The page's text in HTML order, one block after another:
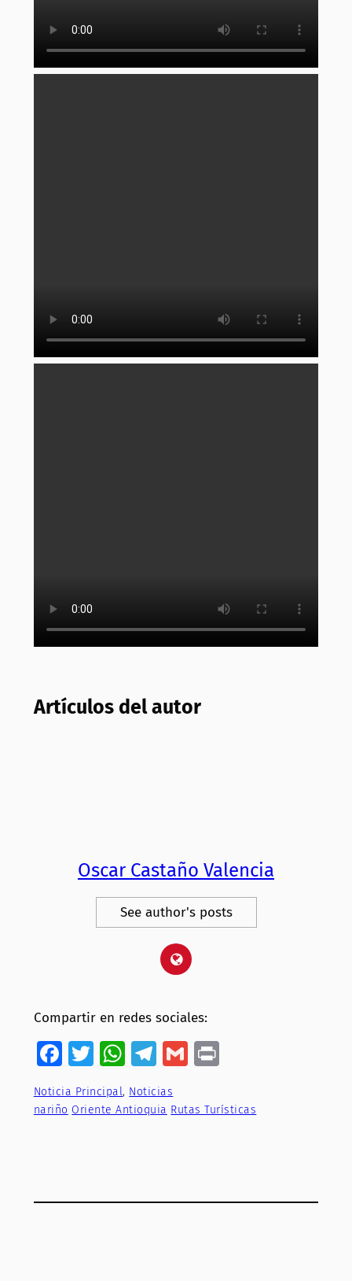
Artículos del autor
Oscar Castaño Valencia
See author's posts
Compartir en redes sociales:
Facebook
Twitter
WhatsApp
Telegram
Gmail
Noticia Principal, Noticias
nariño Oriente Antioquia Rutas Turísticas